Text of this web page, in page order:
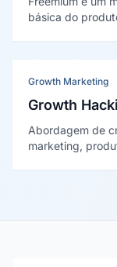
básica do
Growth Marketing
Growth
Abordagem de
marketing,